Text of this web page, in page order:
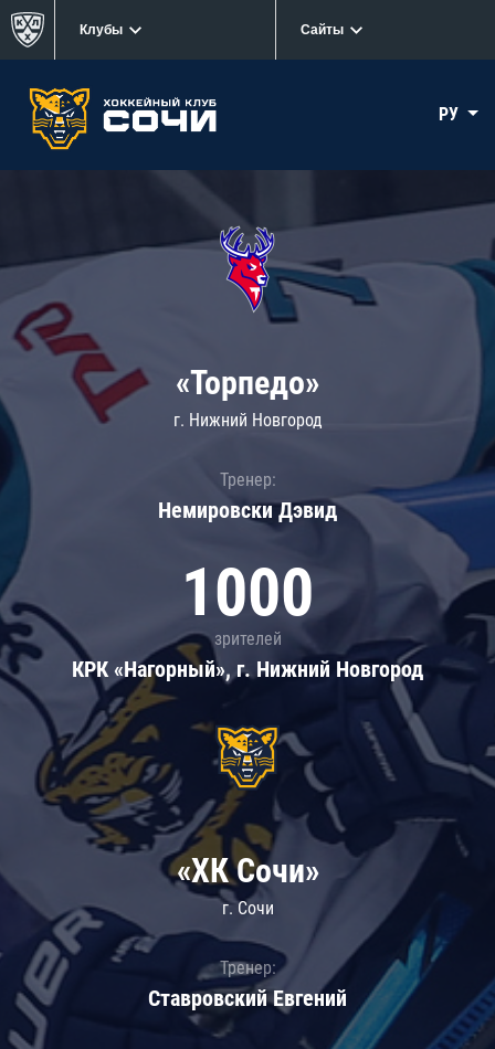
Клубы Сайты
РУ
«Торпедо»
г. Нижний Новгород
Тренер:
Немировски Дэвид
1000
зрителей
КРК «Нагорный», г. Нижний Новгород
«ХК Сочи»
г. Сочи
Тренер:
Ставровский Евгений